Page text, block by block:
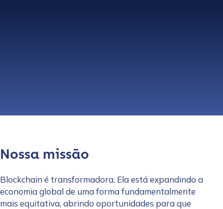
Nossa missão
Blockchain é transformadora. Ela está expandindo a
economia global de uma forma fundamentalmente
mais equitativa, abrindo oportunidades para que